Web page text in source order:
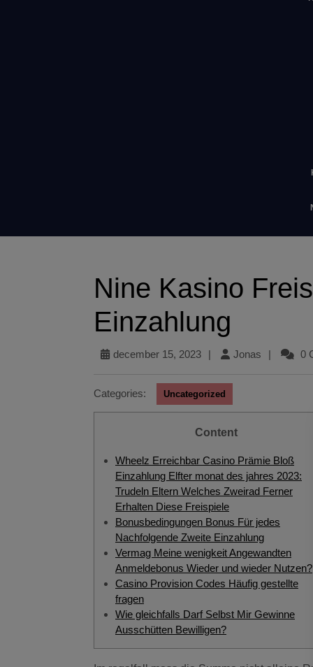
Nine Kasino
Einzahlung
december 15, 2023 | Jonas | 0
Categories: Uncategorized
Content
Wheelz Erreichbar Casino Prämie Bloß
Einzahlung Elfter monat des jahres 2023:
Trudeln Eltern Welches Zweirad Ferner
Erhalten Diese Freispiele
Bonusbedingungen Bonus Für jedes
Nachfolgende Zweite Einzahlung
Vermag Meine wenigkeit Angewandten
Anmeldebonus Wieder und wieder Nutzen?
Casino Provision Codes Häufig gestellte
fragen
Wie gleichfalls Darf Selbst Mir Gewinne
Ausschütten Bewilligen?